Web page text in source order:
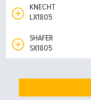
KNECHT
LX1805
SHAFER
SX1805